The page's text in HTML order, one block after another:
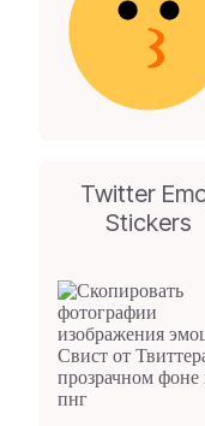
Twitter
Stickers